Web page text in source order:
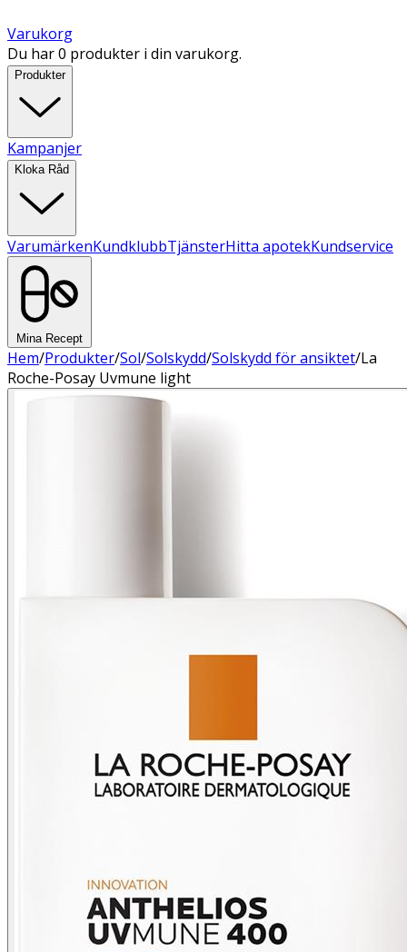
Varukorg
Du har 0 produkter i din varukorg.
Produkter
Kampanjer
Kloka Råd
VarumärkenKundklubbTjänsterHitta apotekKundservice
Mina Recept
Hem/Produkter/Sol/Solskydd/Solskydd för ansiktet/La
Roche-Posay Uvmune light